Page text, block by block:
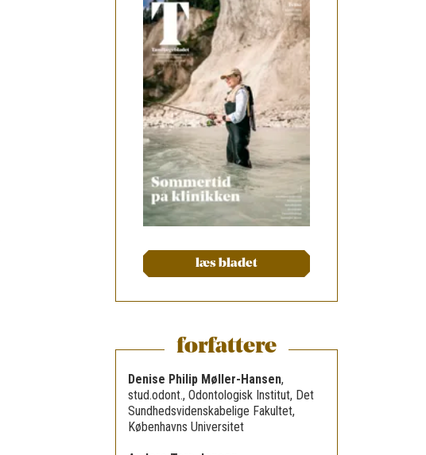
læs bladet
forfattere
Denise Philip Møller-Hansen,
stud.odont., Odontologisk Institut, Det
Sundhedsvidenskabelige Fakultet,
Københavns Universitet